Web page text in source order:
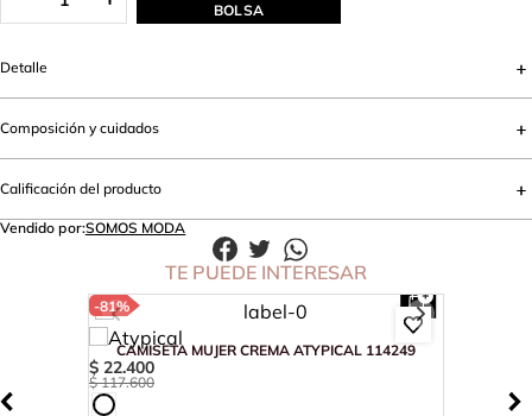
BOLSA
Detalle
Composición y cuidados
Calificación del producto
Vendido por:SOMOS MODA
TE PUEDE INTERESAR
-81%
CAMISETA MUJER CREMA ATYPICAL 114249
$ 22.400
$ 117.600